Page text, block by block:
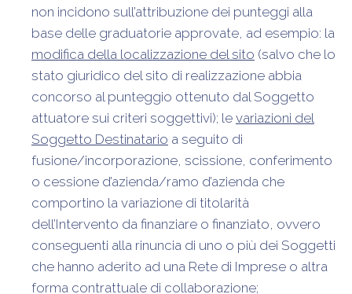
non incidono sull’attribuzione dei punteggi alla
base delle graduatorie approvate, ad esempio: la
modifica della localizzazione del sito (salvo che lo
stato giuridico del sito di realizzazione abbia
concorso al punteggio ottenuto dal Soggetto
attuatore sui criteri soggettivi); le variazioni del
Soggetto Destinatario a seguito di
fusione/incorporazione, scissione, conferimento
o cessione d’azienda/ramo d’azienda che
comportino la variazione di titolarità
dell’Intervento da finanziare o finanziato, ovvero
conseguenti alla rinuncia di uno o più dei Soggetti
che hanno aderito ad una Rete di Imprese o altra
forma contrattuale di collaborazione;